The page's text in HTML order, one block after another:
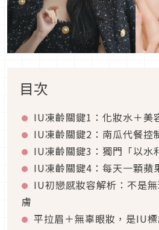
目次
IU凍齡關鍵1：化妝水＋美
IU凍齡關鍵2：南瓜代餐控
IU凍齡關鍵3：獨門「以水
IU凍齡關鍵4：每天一顆蘋
IU初戀感妝容解析：不是
膚
平拉眉＋無辜眼妝，是IU